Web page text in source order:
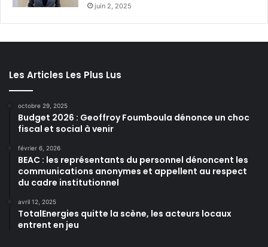
juin 2, 2025
Les Articles Les Plus Lus
octobre 29, 2025
Budget 2026 : Geoffroy Foumboula dénonce un choc
fiscal et social à venir
février 6, 2026
BEAC : les représentants du personnel dénoncent les
communications anonymes et appellent au respect
du cadre institutionnel
avril 12, 2025
TotalEnergies quitte la scène, les acteurs locaux
entrent en jeu